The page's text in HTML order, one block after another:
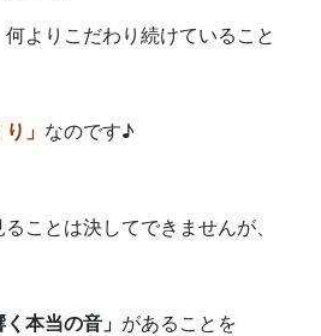
よりこだわり続けていること
」 なのです♪
ことは決してできませんが、
く本当の音」 があることを